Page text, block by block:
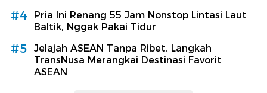
#4
Pria Ini Renang 55 Jam Nonstop Lintasi Laut
Baltik, Nggak Pakai Tidur
#5
Jelajah ASEAN Tanpa Ribet, Langkah
TransNusa Merangkai Destinasi Favorit
ASEAN